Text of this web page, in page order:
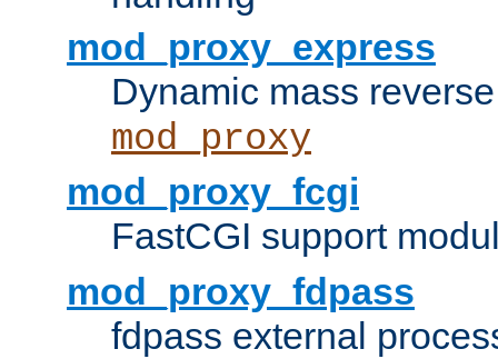
mod_proxy_express
Dynamic mass
mod_proxy
mod_proxy_fcgi
FastCGI support
mod_proxy_fdpass
fdpass external